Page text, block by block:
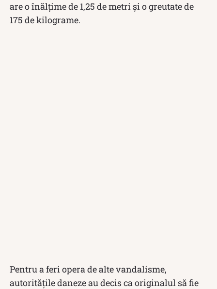
are o înălțime de 1,25 de metri și o greutate de
175 de kilograme.
Pentru a feri opera de alte vandalisme,
autoritățile daneze au decis ca originalul să fie